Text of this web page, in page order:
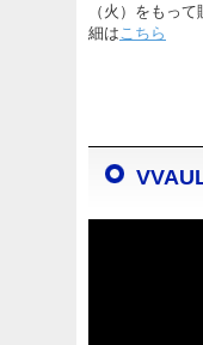
（火）をもっ
細はこちら